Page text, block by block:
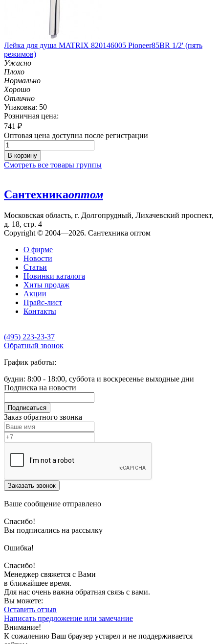
Лейка для душа MATRIX 820146005 Pioneer85BR 1/2' (пять
режимов)
Ужасно
Плохо
Нормально
Хорошо
Отлично
Упаковка: 50
Розничная цена:
741 ₽
Оптовая цена доступна после регистрации
В корзину
Смотреть все товары группы
Сантехникаоптом
Московская область, г. Долгопрудный, Лихачевский проспект,
д. 18, стр. 4
Copyright © 2004—2026. Сантехника оптом
О фирме
Новости
Статьи
Новинки каталога
Хиты продаж
Акции
Прайс-лист
Контакты
(495) 223-23-37
Обратный звонок
График работы:
будни: 8:00 - 18:00, суббота и воскресенье выходные дни
Подписка на новости
Подписаться
Заказ обратного звонка
Заказать звонок
Ваше сообщение отправлено
Спасибо!
Вы подписались на рассылку
Ошибка!
Спасибо!
Менеджер свяжется с Вами
в ближайшее время.
Для нас очень важна обратная связь с вами.
Вы можете:
Оставить отзыв
Написать предложение или замечание
Внимание!
К сожалению Ваш браузер устарел и не поддерживается